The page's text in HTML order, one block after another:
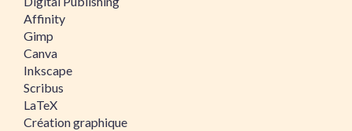
Affinity
Gimp
Canva
Inkscape
Scribus
LaTeX
Création graphique